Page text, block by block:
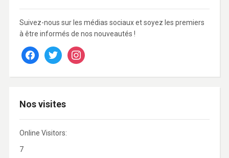
Suivez-nous sur les médias sociaux et soyez les premiers
à être informés de nos nouveautés !
facebooktwitter instagram
Nos visites
Online Visitors:
7